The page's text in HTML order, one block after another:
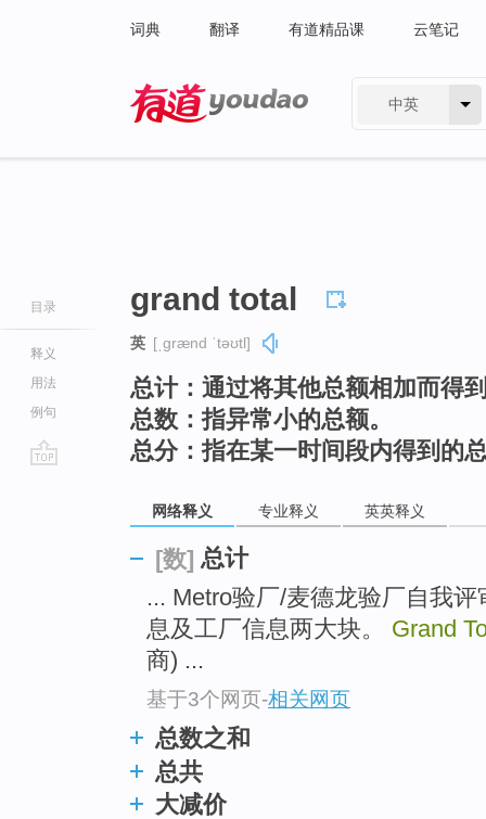
词典 翻译 有道精品课 云笔记
中英
目录
释义
用法
例句
grand total
英 [ˌɡrænd ˈtəʊtl]
总计：通过将其他总额相加而得
总数：指异常小的总额。
总分：指在某一时间段内得到的
网络释义 专业释义 英英释义
[数] 总计
... Metro验厂/麦德龙验厂自我
息及工厂信息两大块。 Grand
商) ...
基于3个网页-相关网页
总数之和
总共
大减价